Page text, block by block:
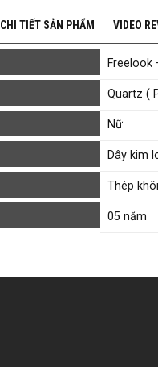
CHI TIẾT SẢN PHẨM VIDEO
Freelook
Quartz (
Nữ
Dây kim
Thép
05 năm